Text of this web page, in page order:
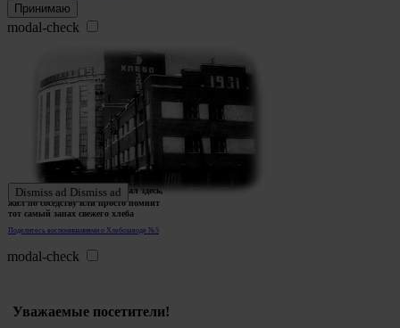
Принимаю
modal-check
Поделитесь воспоминаниями о Хлебозаводе №5
Ждем истории тех, кто работал здесь,
жил по соседству или просто помнит
тот самый запах свежего хлеба
Dismiss ad Dismiss ad
modal-check
Уважаемые посетители!